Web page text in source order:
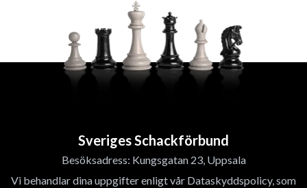
Sveriges Schackförbund
Besöksadress: Kungsgatan 23, Uppsala
Vi behandlar dina uppgifter enligt vår Dataskyddspolicy, som